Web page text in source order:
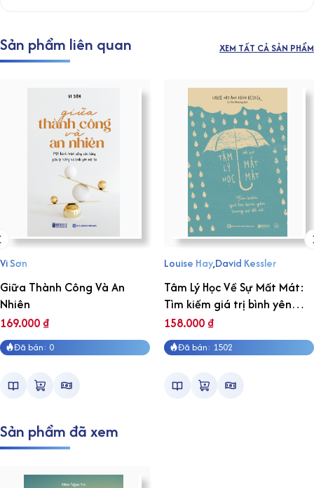
Sản phẩm liên quan XEM TẤT CẢ SẢN PHẨM
Vi Sơn
Giữa Thành Công Và An
Nhiên
169.000₫
Đã bán: 0
Louise Hay,David Kessler
Tâm Lý Học Về Sự Mất Mát:
Tìm kiếm giá trị bình yên
trong sự đổ vỡ
158.000₫
Đã bán: 1502
Sản phẩm đã xem